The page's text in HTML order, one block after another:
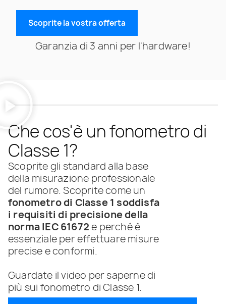
Scoprite la vostra offerta
Garanzia di 3 anni per l'hardware!
Che cos'è un fonometro di
Classe 1?
Scoprite gli standard alla base
della misurazione professionale
del rumore. Scoprite come un
fonometro di Classe 1 soddisfa
i requisiti di precisione della
norma IEC 61672e perché è
essenziale per effettuare misure
precise e conformi.
Guardate il video per saperne di
più sui fonometro di Classe 1.